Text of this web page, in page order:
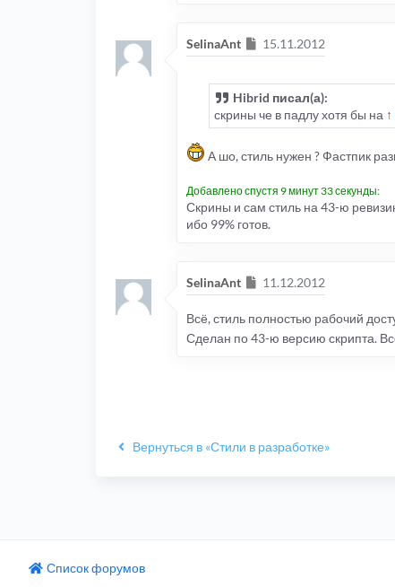
SelinaAnt Сообщение
15.11.2012
Hibrid писал(а):
скрины че в падлу хотя бы на ↑
А шо, стиль нужен ? Фастпик
Добавлено спустя 9 минут 33 секунды:
Скрины и сам стиль на 43-ю
ибо 99% готов.
SelinaAnt Сообщение
11.12.2012
Всё, стиль полностью рабочий
Сделан по 43-ю версию скрипта.
Вернуться в «Стили в разработке»
Список форумов